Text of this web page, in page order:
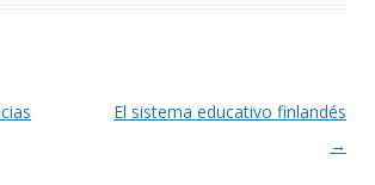
entrades
El sistema educativo finlandés
→